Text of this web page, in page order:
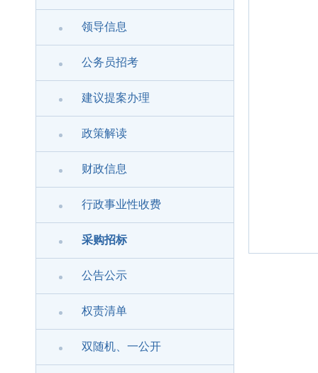
领导信息
公务员招考
建议提案办理
政策解读
财政信息
行政事业性收费
采购招标
公告公示
权责清单
双随机、一公开